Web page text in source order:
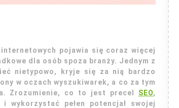
pojawia się coraz więcej
dla osób spoza branży. Jednym z
nietypowo, kryje się za nią bardzo
w oczach wyszukiwarek, a co za tym
Zrozumienie, co to jest precel SEO,
wykorzystać pełen potencjał swojej